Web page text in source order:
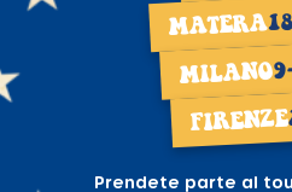
MATERA
MILANO
FIRENZE
Prendete parte al